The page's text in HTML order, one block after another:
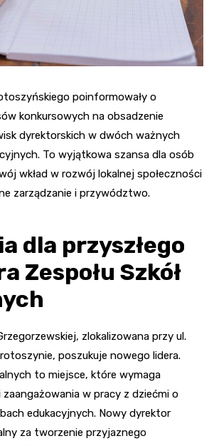
poinformowały o
konkursowych na obsadzenie
dyrektorskich w dwóch ważnych
To wyjątkowa szansa dla osób
wkład w rozwój lokalnej społeczności
zarządzanie i przywództwo.
dla przyszłego
Zespołu Szkół
zlokalizowana przy ul.
poszukuje nowego lidera.
to miejsce, które wymaga
w pracy z dziećmi o
edukacyjnych. Nowy dyrektor
za tworzenie przyjaznego